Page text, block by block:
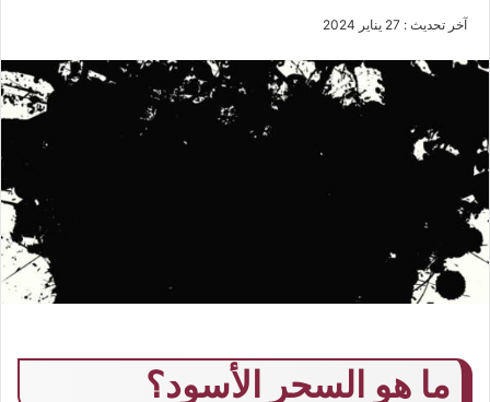
آخر تحديث : 27 يناير 2024
ما هو السحر الأسود؟